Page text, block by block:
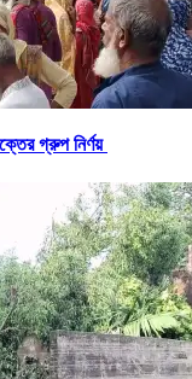
গ্রুপ নির্ণয়